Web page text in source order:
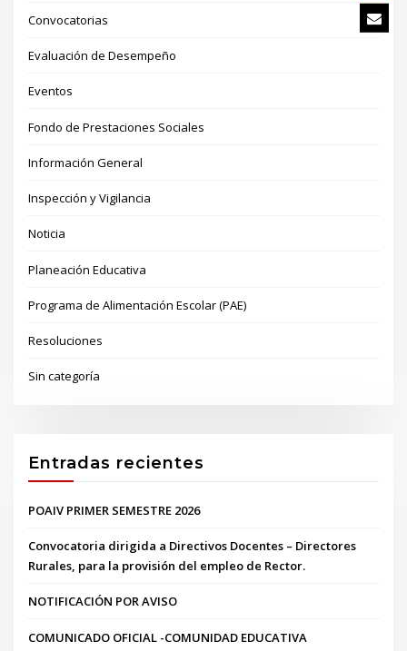
Convocatorias
Evaluación de Desempeño
Eventos
Fondo de Prestaciones Sociales
Información General
Inspección y Vigilancia
Noticia
Planeación Educativa
Programa de Alimentación Escolar (PAE)
Resoluciones
Sin categoría
Entradas recientes
POAIV PRIMER SEMESTRE 2026
Convocatoria dirigida a Directivos Docentes – Directores
Rurales, para la provisión del empleo de Rector.
NOTIFICACIÓN POR AVISO
COMUNICADO OFICIAL -COMUNIDAD EDUCATIVA